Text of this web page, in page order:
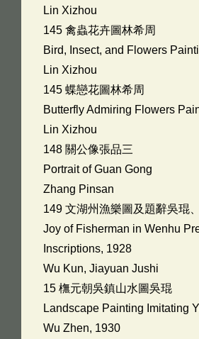
Lin Xizhou
145 禽蟲花卉圖林希周
Bird, Insect, and Flowers
Lin Xizhou
145 蝶戀花圖林希周
Butterfly Admiring Flowers
Lin Xizhou
148 關公像張品三
Portrait of Guan Gong
Zhang Pinsan
149 文湖州漁樂圖及題辭吳琨
Joy of Fisherman in Wenhu
Inscriptions, 1928
Wu Kun, Jiayuan Jushi
15 橅元朝吳鎮山水圖吳琨
Landscape Painting Imitating
Wu Zhen, 1930